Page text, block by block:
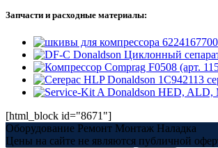
Запчасти и расходные материалы:
Циклонный
1C942113
[html_block id="8671"]
Оборудование Ремонт Монтаж Наладка
Цены на сайте не являются публичной